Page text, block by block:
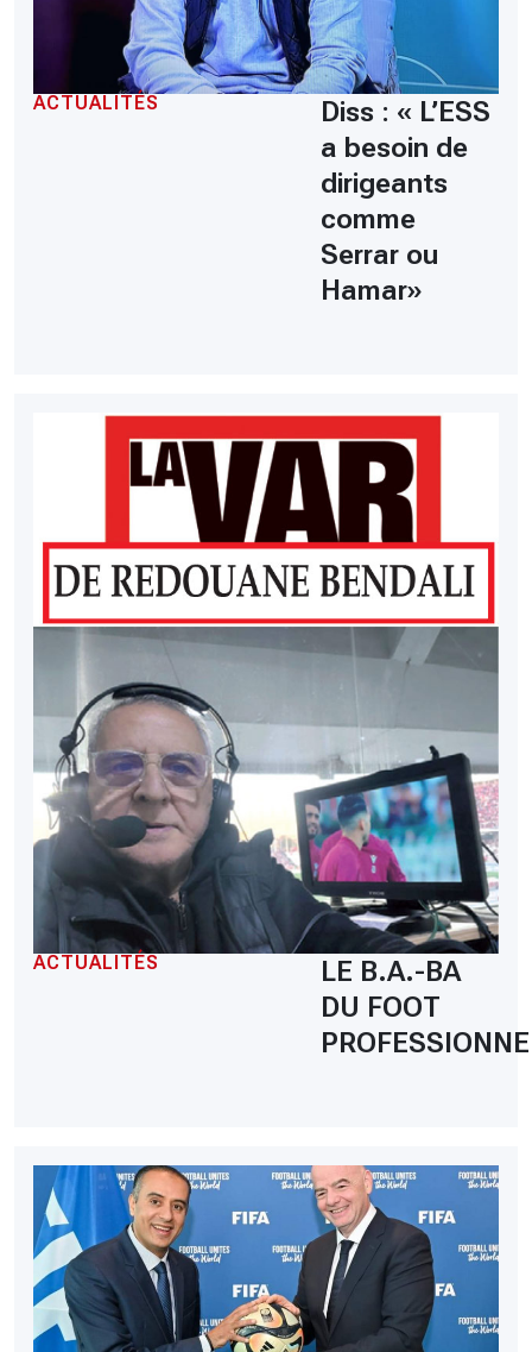
ACTUALITÉS
Diss : « L’ESS
a besoin de
dirigeants
comme
Serrar ou
Hamar»
ACTUALITÉS
LE B.A.-BA
DU FOOT